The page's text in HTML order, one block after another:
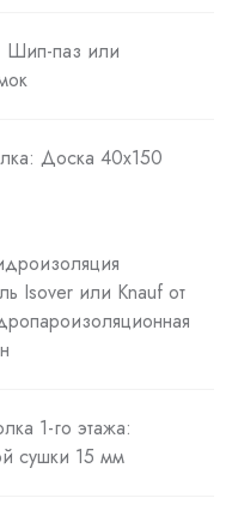
Шип-паз или
Доска 40х150
Isover или Knauf от
1-го этажа:
сушки 15 мм